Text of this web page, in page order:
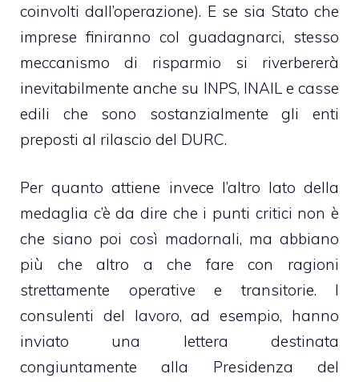
coinvolti dall’operazione). E se sia Stato che
imprese finiranno col guadagnarci, stesso
meccanismo di risparmio si riverbererà
inevitabilmente anche su INPS, INAIL e casse
edili che sono sostanzialmente gli enti
preposti al rilascio del DURC.
Per quanto attiene invece l’altro lato della
medaglia c’è da dire che i punti critici non è
che siano poi così madornali, ma abbiano
più che altro a che fare con ragioni
strettamente operative e transitorie. I
consulenti del lavoro, ad esempio, hanno
inviato una lettera destinata
congiuntamente alla Presidenza del